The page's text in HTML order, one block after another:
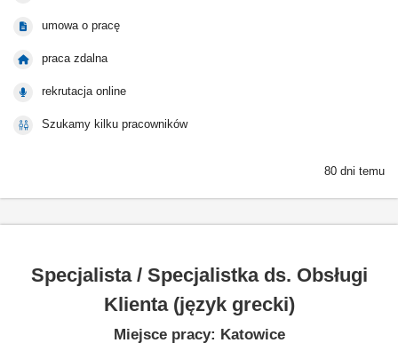
umowa o pracę
praca zdalna
rekrutacja online
Szukamy kilku pracowników
80 dni temu
Specjalista / Specjalistka ds. Obsługi
Klienta (język grecki)
Miejsce pracy: Katowice